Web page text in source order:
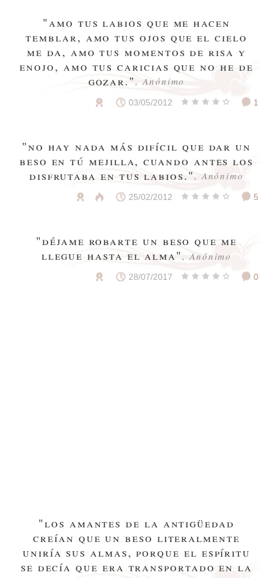
"amo tus labios que me hacen
temblar, amo tus ojos que el cielo
me da, amo tus momentos de risa y
enojo, amo tus caricias que no he de
gozar.", Anónimo
03/05/2012 1
"no hay nada más difícil que dar un
beso en tú mejilla, cuando antes los
disfrutaba en tus labios.", Anónimo
25/02/2012 5
"déjame robarte un beso que me
llegue hasta el alma", Anónimo
28/07/2017 0
"los amantes de la antigüedad
creían que un beso literalmente
uniría sus almas, porque el espíritu
se decía que era transportado en la